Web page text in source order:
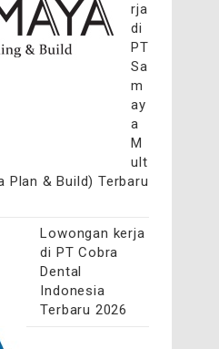
rja
di
PT
Sa
m
ay
a
M
ult
Plan & Build) Terbaru
Lowongan kerja
di PT Cobra
Dental
Indonesia
Terbaru 2026